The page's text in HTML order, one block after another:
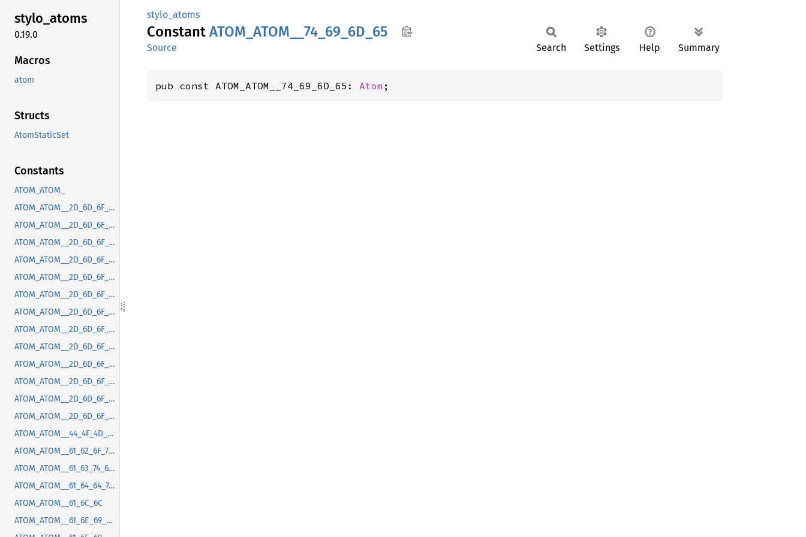
stylo_atoms
0.19.0
Macros
atom
Structs
AtomStaticSet
Constants
ATOM_ATOM_
ATOM_ATOM__2D_6D_6F_7A_2D_63_6F_6E_74_65_6E_74_2D_70_72_65_66_65_72_72_65_64_2D_63_6F_6C_6F_72_2D_73_63_68_65_6D_65
ATOM_ATOM__2D_6D_6F_7A_2D_64_65_76_69_63_65_2D_70_69_78_65_6C_2D_72_61_74_69_6F
ATOM_ATOM__2D_6D_6F_7A_2D_66_69_78_65_64_2D_70_6F_73_2D_63_6F_6E_74_61_69_6E_69_6E_67_2D_62_6C_6F_63_6B
ATOM_ATOM__2D_6D_6F_7A_2D_67_74_6B_2D_63_73_64_2D_63_6C_6F_73_65_2D_62_75_74_74_6F_6E_2D_70_6F_73_69_74_69_6F_6E
ATOM_ATOM__2D_6D_6F_7A_2D_67_74_6B_2D_63_73_64_2D_6D_61_78_69_6D_69_7A_65_2D_62_75_74_74_6F_6E_2D_70_6F_73_69_74_69_6F_6E
ATOM_ATOM__2D_6D_6F_7A_2D_67_74_6B_2D_63_73_64_2D_6D_65_6E_75_2D_72_61_64_69_75_73
ATOM_ATOM__2D_6D_6F_7A_2D_67_74_6B_2D_63_73_64_2D_6D_69_6E_69_6D_69_7A_65_2D_62_75_74_74_6F_6E_2D_70_6F_73_69_74_69_6F_6E
ATOM_ATOM__2D_6D_6F_7A_2D_67_74_6B_2D_63_73_64_2D_74_69_74_6C_65_62_61_72_2D_62_75_74_74_6F_6E_2D_73_70_61_63_69_6E_67
ATOM_ATOM__2D_6D_6F_7A_2D_67_74_6B_2D_63_73_64_2D_74_69_74_6C_65_62_61_72_2D_72_61_64_69_75_73
ATOM_ATOM__2D_6D_6F_7A_2D_67_74_6B_2D_63_73_64_2D_74_6F_6F_6C_74_69_70_2D_72_61_64_69_75_73
ATOM_ATOM__2D_6D_6F_7A_2D_67_74_6B_2D_6D_65_6E_75_2D_72_61_64_69_75_73
ATOM_ATOM__2D_6D_6F_7A_2D_6D_61_63_2D_74_69_74_6C_65_62_61_72_2D_68_65_69_67_68_74
ATOM_ATOM__2D_6D_6F_7A_2D_6F_76_65_72_6C_61_79_2D_73_63_72_6F_6C_6C_62_61_72_2D_66_61_64_65_2D_64_75_72_61_74_69_6F_6E
ATOM_ATOM__44_4F_4D_43_6F_6E_74_65_6E_74_4C_6F_61_64_65_64
ATOM_ATOM__61_62_6F_72_74
ATOM_ATOM__61_63_74_69_76_61_74_65
ATOM_ATOM__61_64_64_74_72_61_63_6B
ATOM_ATOM__61_6C_6C
ATOM_ATOM__61_6E_69_6D_61_74_69_6F_6E_63_61_6E_63_65_6C
stylo_atoms
Constant ATOM_ ATOM__ 74_ 69_ 6D_ 65
Source Search Settings Help Summary
pub const ATOM_ATOM__74_69_6D_65: Atom ;